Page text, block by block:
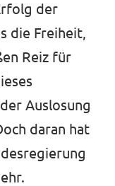
der
die Freiheit,
Reiz für
Auslosung
daran hat